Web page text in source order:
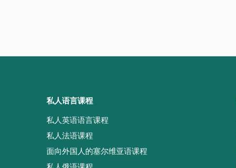
私人语言课程
私人英语语言课程
私人法语课程
面向外国人的塞尔维亚语课程